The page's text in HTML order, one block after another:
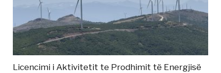
Licencimi i Aktivitetit te Prodhimit të Energjisë